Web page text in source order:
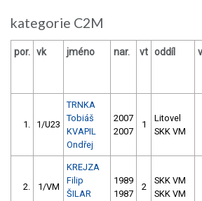
kategorie C2M
por. vk jméno nar. vt oddíl
1. 1/U23
TRNKA
Tobiáš
KVAPIL
Ondřej
2007
2007
1
Litovel
SKK VM
2. 1/VM
KREJZA
Filip
ŠILAR
1989
1987
2
SKK VM
SKK VM